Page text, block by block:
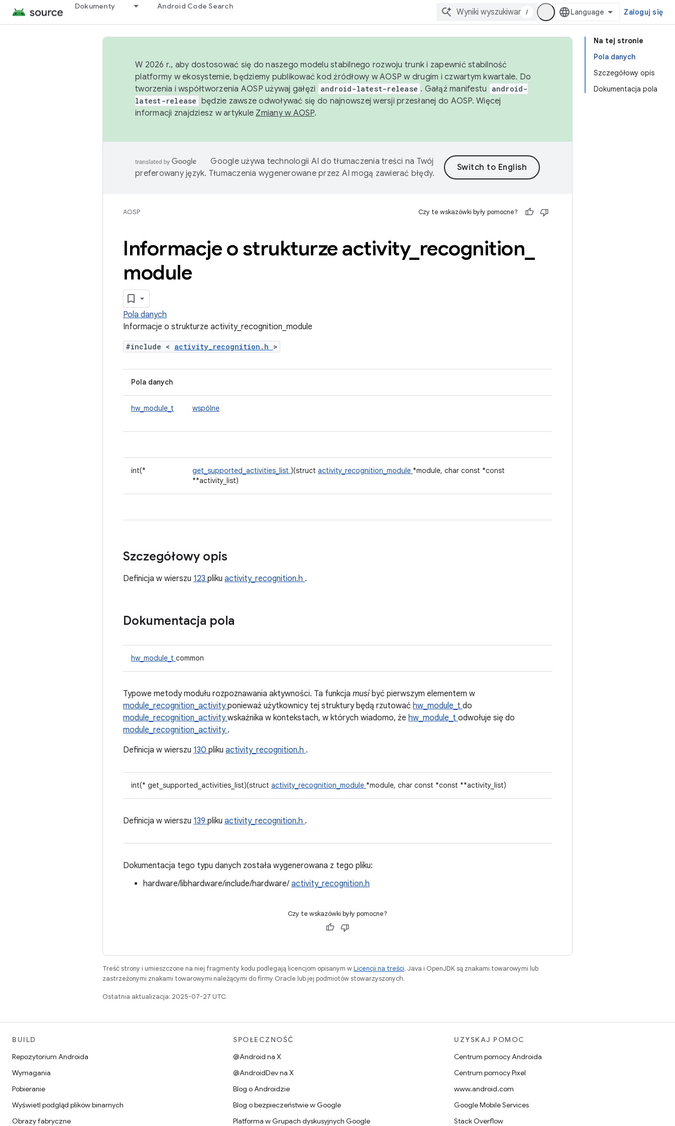
Dokumenty Android Code Search
/ Zaloguj się
Na tej stronie
Pola danych
Szczegółowy opis
Dokumentacja pola
W 2026 r., aby dostosować się do naszego modelu stabilnego rozwoju trunk i zapewnić stabilność
platformy w ekosystemie, będziemy publikować kod źródłowy w AOSP w drugim i czwartym kwartale. Do
tworzenia i współtworzenia AOSP używaj gałęzi
android-latest-release . Gałąź manifestu
android-
latest-release będzie zawsze odwoływać się do najnowszej wersji przesłanej do AOSP. Więcej
informacji znajdziesz w artykule Zmiany w AOSP.
Google używa technologii AI do tłumaczenia treści na Twój
preferowany język. Tłumaczenia wygenerowane przez AI mogą zawierać błędy.
AOSP Czy te wskazówki były pomocne?
Informacje o strukturze activity_ recognition
module
Pola danych
Informacje o strukturze activity_recognition_module
#include < activity_recognition.h >
Pola danych
hw_module_t wspólne
int(* get_supported_activities_list )(struct activity_recognition_module *module, char const *const
**activity_list)
Szczegółowy opis
Definicja w wierszu 123 pliku activity_recognition.h .
Dokumentacja pola
hw_module_t common
Typowe metody modułu rozpoznawania aktywności. Ta funkcja musi być pierwszym elementem w
module_recognition_activityponieważ użytkownicy tej struktury będą rzutować hw_module_t do
module_recognition_activitywskaźnika w kontekstach, w których wiadomo, że hw_module_t odwołuje się do
module_recognition_activity .
Definicja w wierszu 130 pliku activity_recognition.h .
int(* get_supported_activities_list)(struct activity_recognition_module *module, char const *const **activity_list)
Definicja w wierszu 139 pliku activity_recognition.h .
Dokumentacja tego typu danych została wygenerowana z tego pliku:
hardware/libhardware/include/hardware/ activity_recognition.h
Czy te wskazówki były pomocne?
Treść strony i umieszczone na niej fragmenty kodu podlegają licencjom opisanym wLicencji na treści. Java i OpenJDK są znakami towarowymi lub
zastrzeżonymi znakami towarowymi należącymi do firmy Oracle lub jej podmiotów stowarzyszonych.
Ostatnia aktualizacja: 2025-07-27 UTC.
BUILD
Repozytorium Androida
Wymagania
Pobieranie
Wyświetl podgląd plików binarnych
Obrazy fabryczne
SPOŁECZNOŚĆ
@Android na X
@AndroidDev na X
Blog o Androidzie
Blog o bezpieczeństwie w Google
Platforma w Grupach dyskusyjnych Google
UZYSKAJ POMOC
Centrum pomocy Androida
Centrum pomocy Pixel
www.android.com
Google Mobile Services
Stack Overflow